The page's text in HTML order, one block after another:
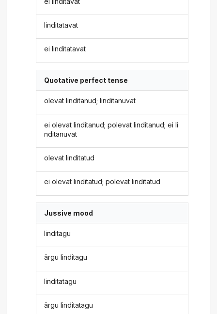
linditatavat
ei linditatavat
Quotative perfect tense
olevat linditanud; linditanuvat
ei olevat linditanud; polevat linditanud; ei li
nditanuvat
olevat linditatud
ei olevat linditatud; polevat linditatud
Jussive mood
linditagu
ärgu linditagu
linditatagu
ärgu linditatagu